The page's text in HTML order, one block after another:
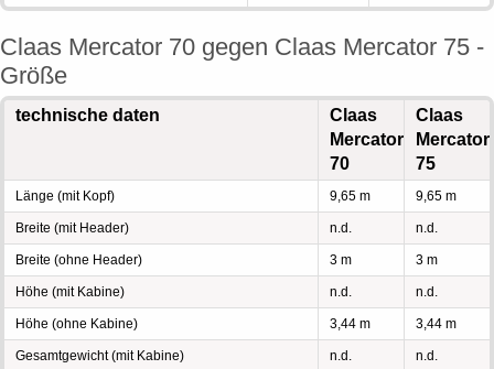
Claas Mercator 70 gegen Claas Mercator 75 -
Größe
technische daten
Claas
Mercator
70
Claas
Mercator
75
Länge (mit Kopf) 9,65 m 9,65 m
Breite (mit Header) n.d. n.d.
Breite (ohne Header) 3 m 3 m
Höhe (mit Kabine) n.d. n.d.
Höhe (ohne Kabine) 3,44 m 3,44 m
Gesamtgewicht (mit Kabine) n.d. n.d.